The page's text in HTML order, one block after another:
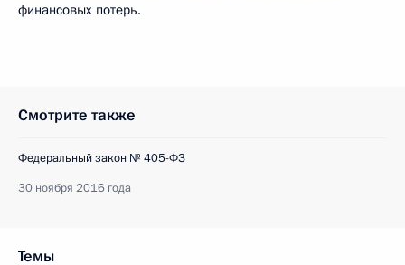
финансовых потерь.
Смотрите также
Федеральный закон № 405-ФЗ
30 ноября 2016 года
Темы